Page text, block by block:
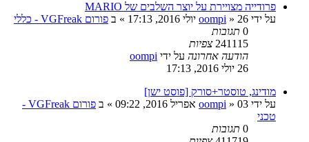
פרודייה מצויירת על יוצר השלבים של MARIO
על ידי
oompi » 26 יולי 2016, 17:13 » ב פורום VGFreak - כללי
0 תגובות
241115 צפיות
הודעה אחרונה על ידי oompi
26 יולי 2016, 17:13
מודינג, טוסטר+סורק [פוסט ישן]
על ידי
oompi » 03 אפריל 2016, 09:22 » ב
פורום VGFreak -
טכני
0 תגובות